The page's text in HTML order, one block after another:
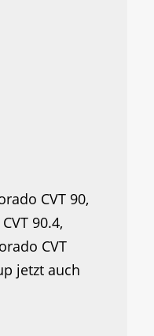
CVT 90,
90.4,
CVT
jetzt auch